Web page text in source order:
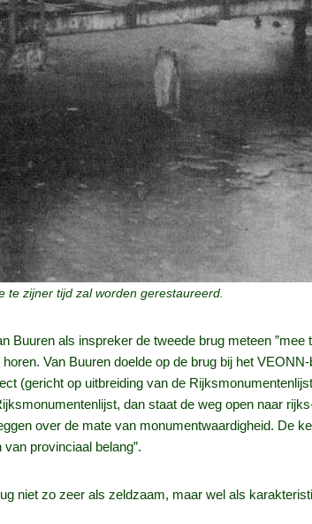
zijner tijd zal worden gerestaureerd.
als inspreker de tweede brug meteen
Van Buuren doelde op de brug bij het
(gericht op uitbreiding van de
dan staat de weg open naar
over de mate van monumentwaardigheid. De
provinciaal belang”.
niet zo zeer als zeldzaam, maar wel als